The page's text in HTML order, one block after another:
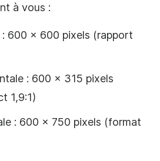
à vous :
: 600 x 600 pixels (rapport
: 600 x 315 pixels
1,9:1)
: 600 x 750 pixels (format